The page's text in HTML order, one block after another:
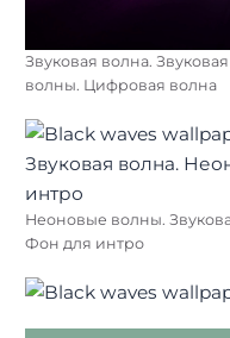
Звуковая волна.
волны. Цифровая волна
Неоновые волны.
Фон для интро